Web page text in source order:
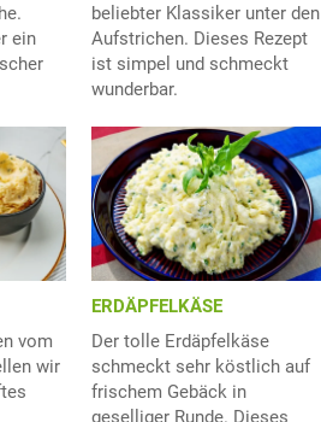
ein
beliebter Klassiker unter den
Aufstrichen. Dieses Rezept
ist simpel und schmeckt
wunderbar.
vom
wir
ERDÄPFELKÄSE
Der tolle Erdäpfelkäse
schmeckt sehr köstlich auf
frischem Gebäck in
geselliger Runde. Dieses